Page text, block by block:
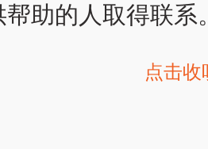
助的人取得联系
点击收